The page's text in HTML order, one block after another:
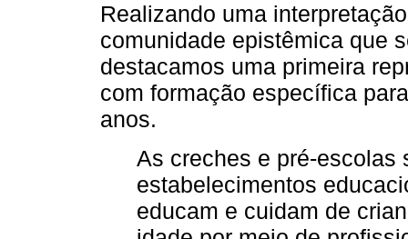
Realizando uma
comunidade epistêmica que
destacamos uma primeira
com formação específica
anos.
As creches e pré-escolas
estabelecimentos
educam e cuidam de